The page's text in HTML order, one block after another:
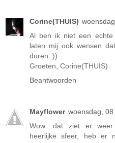
Corine(THUIS)
Al ben ik niet een echte
laten mij ook wensen
duren :))
Groeten, Corine(THUIS)
Beantwoorden
Mayflower woensdag, 08
Wow....dat ziet er
heerlijke sfeer, heb er